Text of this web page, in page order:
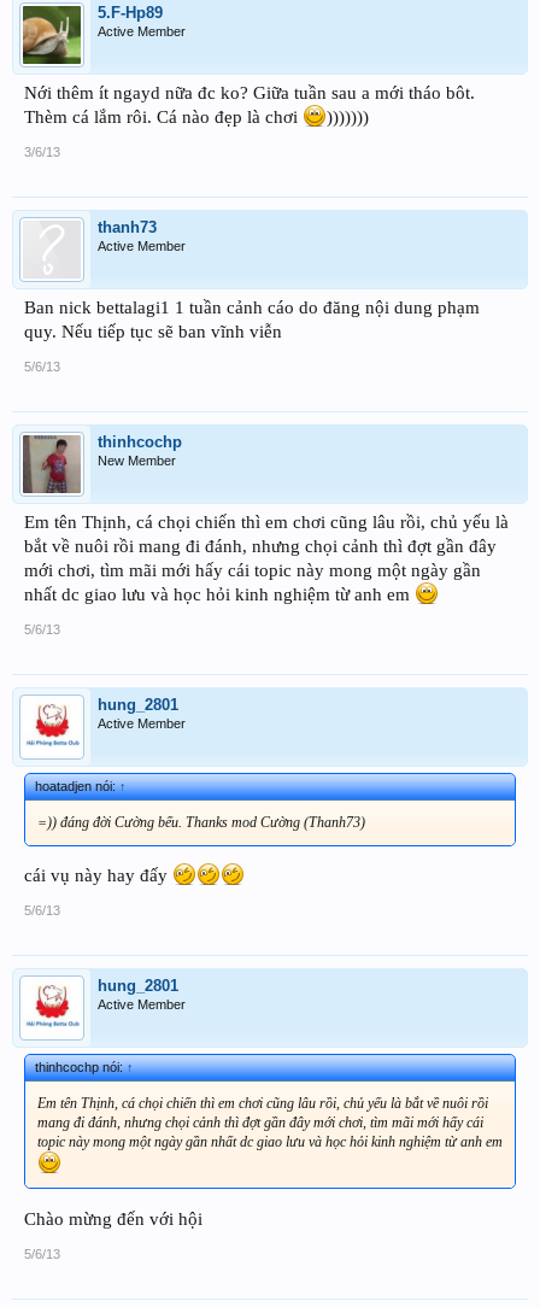
5.F-Hp89
Active Member
Nới thêm ít ngayd nữa đc ko? Giữa tuần sau a mới tháo bôt.
Thèm cá lắm rôi. Cá nào đẹp là chơi
)))))))
3/6/13
thanh73
Active Member
Ban nick bettalagi1 1 tuần cảnh cáo do đăng nội dung phạm
quy. Nếu tiếp tục sẽ ban vĩnh viễn
5/6/13
thinhcochp
New Member
Em tên Thịnh, cá chọi chiến thì em chơi cũng lâu rồi, chủ yếu là
bắt về nuôi rồi mang đi đánh, nhưng chọi cảnh thì đợt gần đây
mới chơi, tìm mãi mới hấy cái topic này mong một ngày gần
nhất dc giao lưu và học hỏi kinh nghiệm từ anh em
5/6/13
hung_2801
Active Member
hoatadjen nói:↑
=)) đáng đời Cường bếu. Thanks mod Cường (Thanh73)
cái vụ này hay đấy
5/6/13
hung_2801
Active Member
thinhcochp nói:↑
Em tên Thịnh, cá chọi chiến thì em chơi cũng lâu rồi, chủ yếu là bắt về nuôi rồi
mang đi đánh, nhưng chọi cảnh thì đợt gần đây mới chơi, tìm mãi mới hấy cái
topic này mong một ngày gần nhất dc giao lưu và học hỏi kinh nghiệm từ anh em
Chào mừng đến với hội
5/6/13